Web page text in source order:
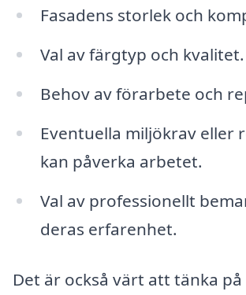
Fasadens storlek och
Val av färgtyp och kvalitet.
Behov av förarbete och
Eventuella miljökrav eller
kan påverka arbetet.
Val av professionellt
deras erfarenhet.
Det är också värt att tänka